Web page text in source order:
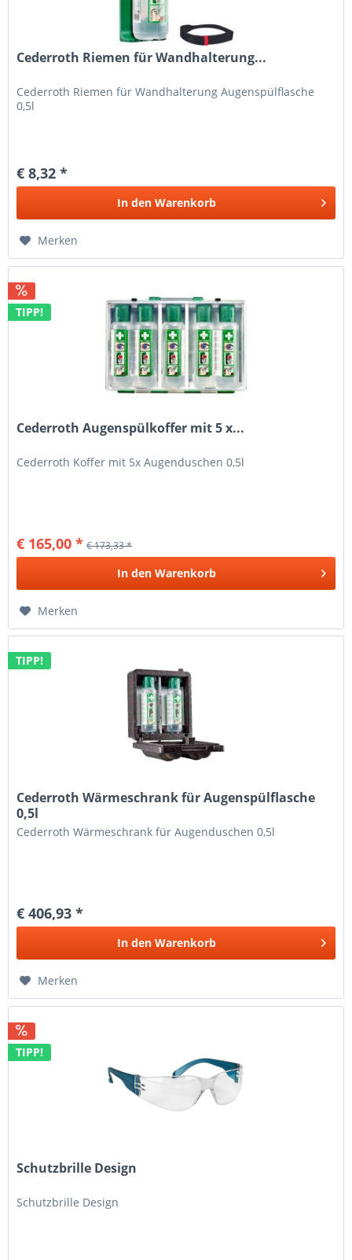
Cederroth Riemen für Wandhalterung...
Cederroth Riemen für Wandhalterung Augenspülflasche
0,5l
€ 8,32 *
In den Warenkorb
Merken
TIPP!
Cederroth Augenspülkoffer mit 5 x...
Cederroth Koffer mit 5x Augenduschen 0,5l
€ 165,00 * € 173,33 *
In den Warenkorb
Merken
TIPP!
Cederroth Wärmeschrank für Augenspülflasche
0,5l
Cederroth Wärmeschrank für Augenduschen 0,5l
€ 406,93 *
In den Warenkorb
Merken
TIPP!
Schutzbrille Design
Schutzbrille Design